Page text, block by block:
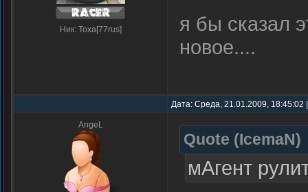
Ник: Toxa[77rus]
я бы сказал
новое....
Дата: Среда, 21.01.2009,
AngeL
Quote (IcemaN)
мАгент